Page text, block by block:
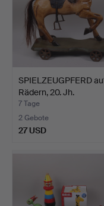
SPIELZEUGPFERD
Rädern, 20. Jh.
7 Tage
2 Gebote
27 USD